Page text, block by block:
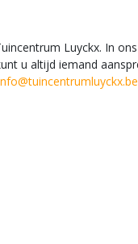
Luyckx. In
u altijd iemand